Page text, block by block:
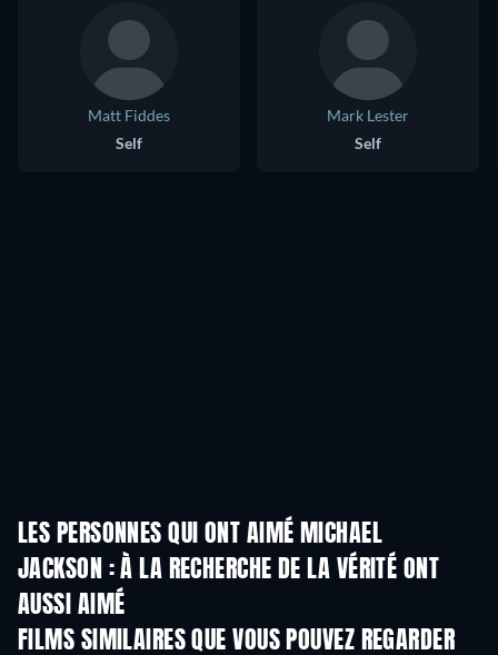
Matt Fiddes
Self
Mark Lester
Self
LES PERSONNES QUI ONT AIMÉ MICHAEL
JACKSON : À LA RECHERCHE DE LA VÉRITÉ ONT
AUSSI AIMÉ
FILMS SIMILAIRES QUE VOUS POUVEZ REGARDER